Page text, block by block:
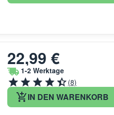
22,99 €
1-2 Werktage
(8)
IN DEN WARENKORB